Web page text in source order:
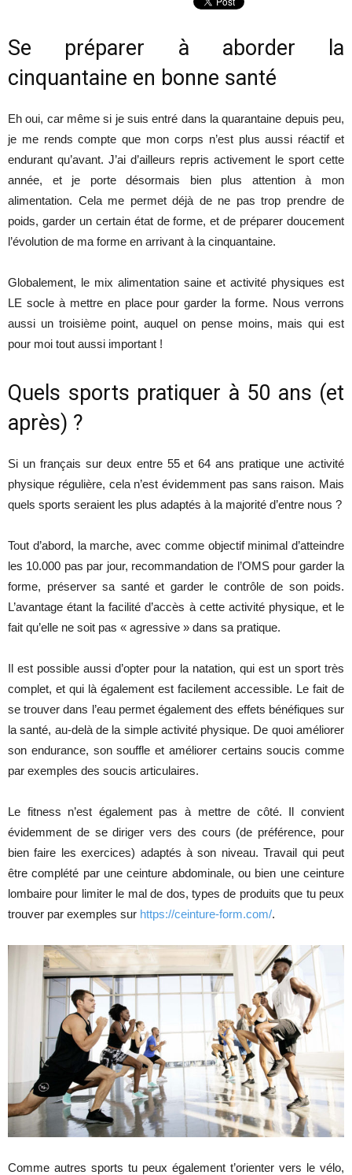
Se préparer à aborder la
cinquantaine en bonne santé
Eh oui, car même si je suis entré dans la quarantaine depuis peu,
je me rends compte que mon corps n’est plus aussi réactif et
endurant qu’avant. J’ai d’ailleurs repris activement le sport cette
année, et je porte désormais bien plus attention à mon
alimentation. Cela me permet déjà de ne pas trop prendre de
poids, garder un certain état de forme, et de préparer doucement
l’évolution de ma forme en arrivant à la cinquantaine.
Globalement, le mix alimentation saine et activité physiques est
LE socle à mettre en place pour garder la forme. Nous verrons
aussi un troisième point, auquel on pense moins, mais qui est
pour moi tout aussi important !
Quels sports pratiquer à 50 ans (et
après) ?
Si un français sur deux entre 55 et 64 ans pratique une activité
physique régulière, cela n’est évidemment pas sans raison. Mais
quels sports seraient les plus adaptés à la majorité d’entre nous ?
Tout d’abord, la marche, avec comme objectif minimal d’atteindre
les 10.000 pas par jour, recommandation de l’OMS pour garder la
forme, préserver sa santé et garder le contrôle de son poids.
L’avantage étant la facilité d’accès à cette activité physique, et le
fait qu’elle ne soit pas « agressive » dans sa pratique.
Il est possible aussi d’opter pour la natation, qui est un sport très
complet, et qui là également est facilement accessible. Le fait de
se trouver dans l’eau permet également des effets bénéfiques sur
la santé, au-delà de la simple activité physique. De quoi améliorer
son endurance, son souffle et améliorer certains soucis comme
par exemples des soucis articulaires.
Le fitness n’est également pas à mettre de côté. Il convient
évidemment de se diriger vers des cours (de préférence, pour
bien faire les exercices) adaptés à son niveau. Travail qui peut
être complété par une ceinture abdominale, ou bien une ceinture
lombaire pour limiter le mal de dos, types de produits que tu peux
trouver par exemples sur https://ceinture-form.com/.
Comme autres sports tu peux également t’orienter vers le vélo,